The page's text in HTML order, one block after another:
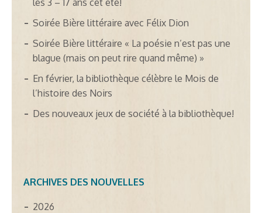
Soirée Bière littéraire avec Félix Dion
Soirée Bière littéraire « La poésie n’est pas une
blague (mais on peut rire quand même) »
En février, la bibliothèque célèbre le Mois de
l’histoire des Noirs
Des nouveaux jeux de société à la bibliothèque!
ARCHIVES DES NOUVELLES
2026